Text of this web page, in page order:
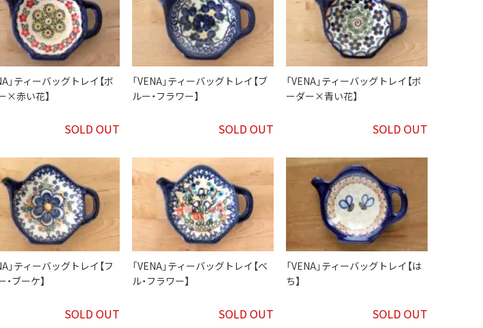
」ティーバッグトレイ【ボ
×赤い花】
SOLD OUT
「VENA」ティーバッグトレイ【ブ
ルー・フラワー】
SOLD OUT
「VENA」ティーバッグトレイ【ボ
ーダー×青い花】
SOLD OUT
」ティーバッグトレイ【フ
・ブーケ】
SOLD OUT
「VENA」ティーバッグトレイ【ベ
ル・フラワー】
SOLD OUT
「VENA」ティーバッグトレイ【は
ち】
SOLD OUT